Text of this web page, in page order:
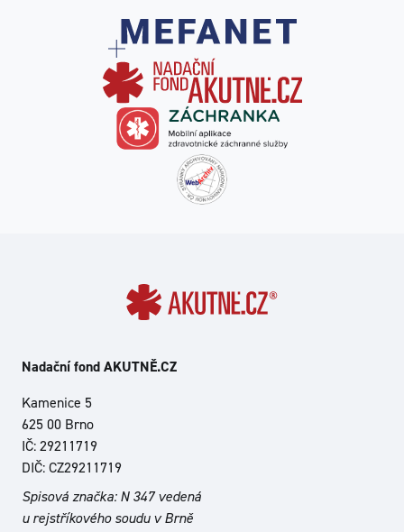
Nadační fond AKUTNĚ.CZ
Kamenice 5
625 00 Brno
IČ: 29211719
DIČ: CZ29211719
Spisová značka: N 347 vedená
u rejstříkového soudu v Brně